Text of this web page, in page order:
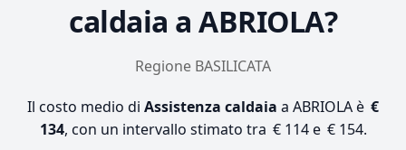
caldaia a ABRIOLA?
Regione BASILICATA
Il costo medio di Assistenza caldaia a ABRIOLA è €
134, con un intervallo stimato tra € 114 e € 154.